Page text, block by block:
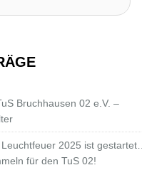
Bruchhausen 02 e.V. –
2025 ist gestartet…
für den TuS 02!